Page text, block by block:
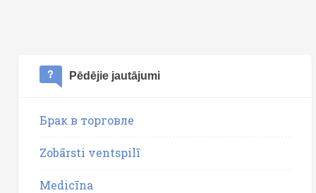
Pēdējie jautājumi
Брак в торговле
Zobārsti ventspilī
Medicīna